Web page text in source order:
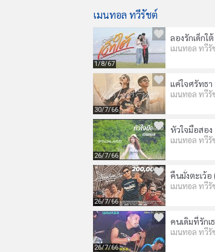
เมนทอล ทวีรัชต์
ลองรักเด็กใต้
เมนทอล ทวีรั
1/8/67
แค่ใจศรัทธา
เมนทอล ทวีรั
30/7/66
หัวใจมือสอง
เมนทอล ทวีรั
26/7/66
คืนมั่งตะเว้อ
เมนทอล ทวีรั
26/7/66
คนเดิมที่รักเ
เมนทอล ทวีรั
26/7/66